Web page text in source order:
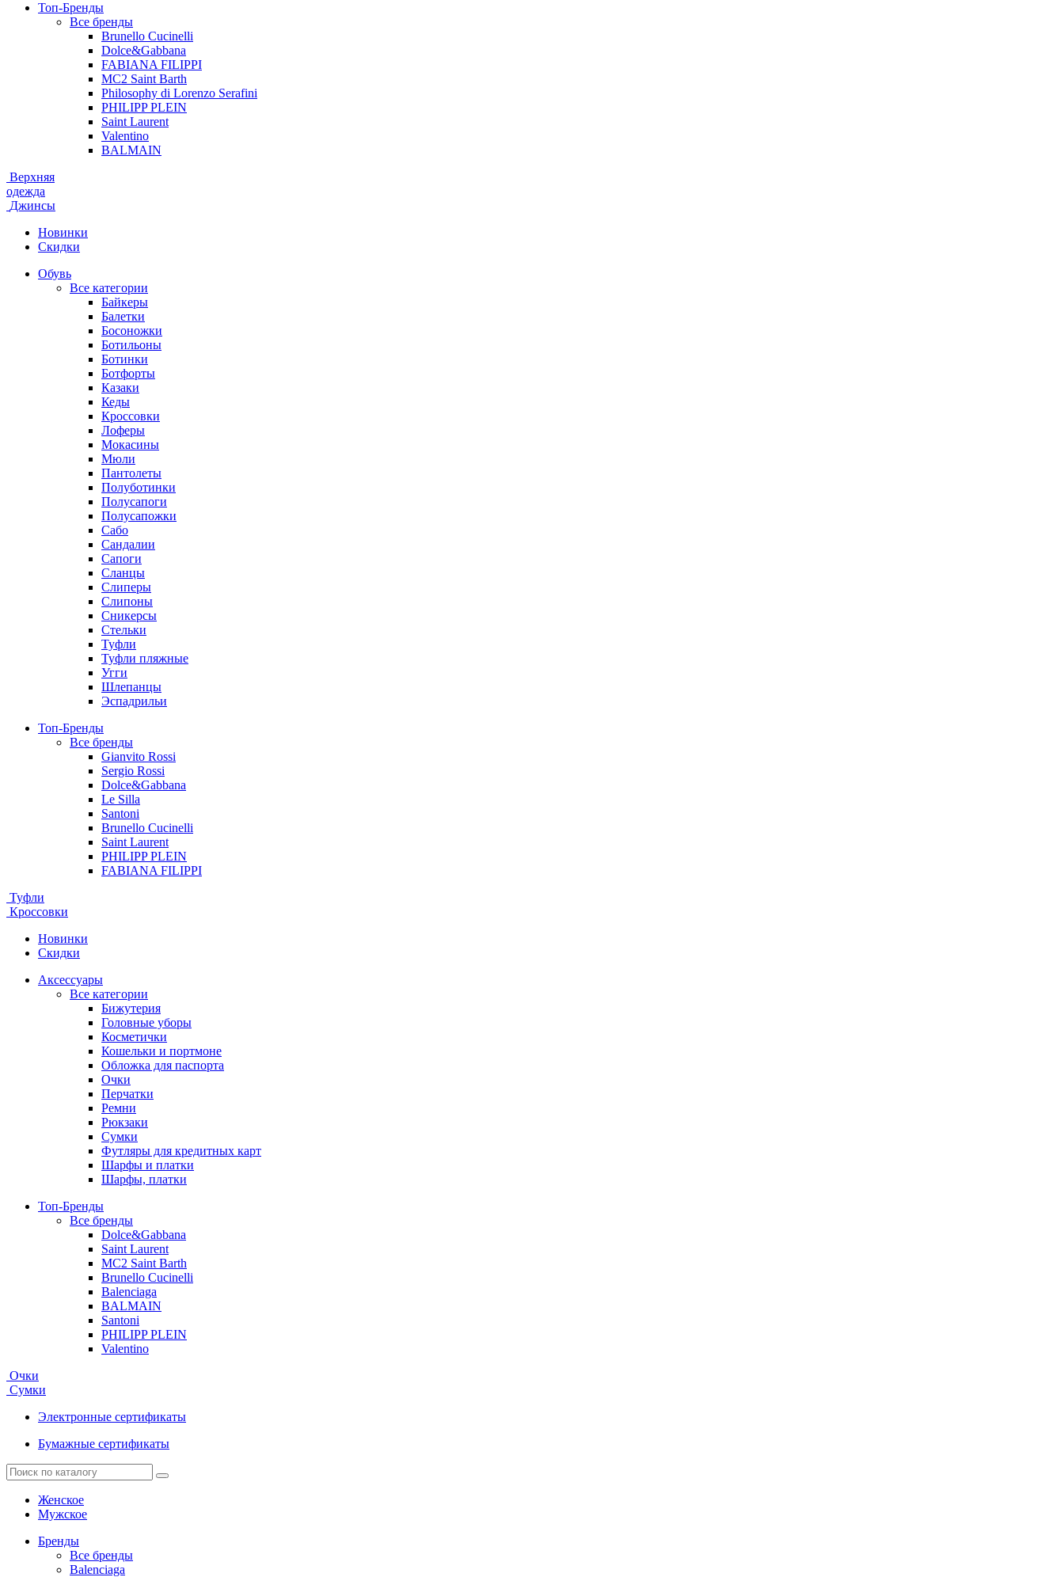
Топ-Бренды
Все бренды
Brunello Cucinelli
Dolce&Gabbana
FABIANA FILIPPI
MC2 Saint Barth
Philosophy di Lorenzo Serafini
PHILIPP PLEIN
Saint Laurent
Valentino
BALMAIN
Верхняя
одежда
Джинсы
Новинки
Скидки
Обувь
Все категории
Байкеры
Балетки
Босоножки
Ботильоны
Ботинки
Ботфорты
Казаки
Кеды
Кроссовки
Лоферы
Мокасины
Мюли
Пантолеты
Полуботинки
Полусапоги
Полусапожки
Сабо
Сандалии
Сапоги
Сланцы
Слиперы
Слипоны
Сникерсы
Стельки
Туфли
Туфли пляжные
Угги
Шлепанцы
Эспадрильи
Топ-Бренды
Все бренды
Gianvito Rossi
Sergio Rossi
Dolce&Gabbana
Le Silla
Santoni
Brunello Cucinelli
Saint Laurent
PHILIPP PLEIN
FABIANA FILIPPI
Туфли
Кроссовки
Новинки
Скидки
Аксессуары
Все категории
Бижутерия
Головные уборы
Косметички
Кошельки и портмоне
Обложка для паспорта
Очки
Перчатки
Ремни
Рюкзаки
Сумки
Футляры для кредитных карт
Шарфы и платки
Шарфы, платки
Топ-Бренды
Все бренды
Dolce&Gabbana
Saint Laurent
MC2 Saint Barth
Brunello Cucinelli
Balenciaga
BALMAIN
Santoni
PHILIPP PLEIN
Valentino
Очки
Сумки
Электронные сертификаты
Бумажные сертификаты
Женское
Мужское
Бренды
Все бренды
Balenciaga